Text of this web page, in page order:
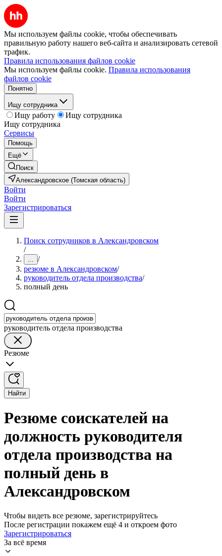
Мы используем файлы cookie, чтобы обеспечивать
правильную работу нашего веб-сайта и анализировать сетевой
трафик.
Правила использования файлов cookie
Мы используем файлы cookie. Правила использования
файлов cookie
Понятно
Ищу сотрудника
Ищу работу
Ищу сотрудника
Ищу сотрудника
Сервисы
Помощь
Ещё
Поиск
Александровское (Томская область)
Войти
Войти
Зарегистрироваться
Поиск сотрудников в Александровском
/
... /
резюме в Александровском/
руководитель отдела производства/
полный день
руководитель отдела производства
Резюме
Найти
Резюме соискателей на
должность руководителя
отдела производства на
полный день в
Александровском
Чтобы видеть все резюме, зарегистрируйтесь
После регистрации покажем ещё 4 и откроем фото
Зарегистрироваться
За всё время